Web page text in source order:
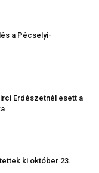
a Pécselyi-
Erdészetnél esett a
ki október 23.